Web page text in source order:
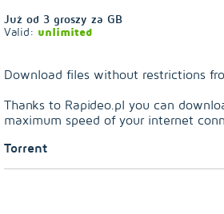
Już od 3 groszy za GB
Valid: unlimited
Download files without restrictions
Thanks to Rapideo.pl you can
maximum speed of your internet
Torrent